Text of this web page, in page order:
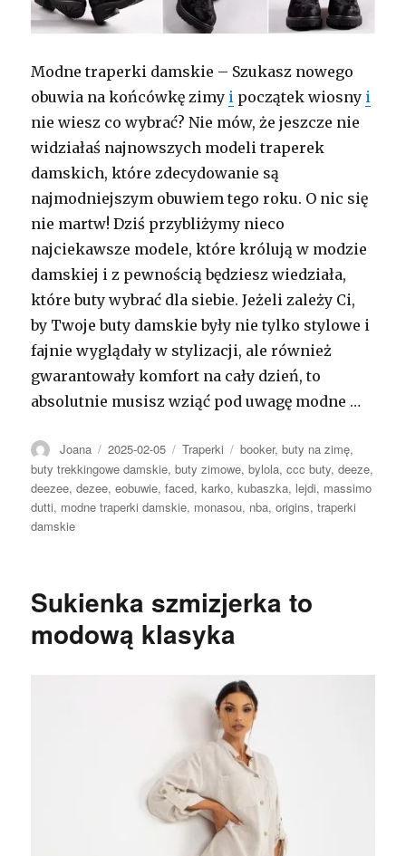
Modne traperki damskie – Szukasz nowego
obuwia na końcówkę zimy i początek wiosny i
nie wiesz co wybrać? Nie mów, że jeszcze nie
widziałaś najnowszych modeli traperek
damskich, które zdecydowanie są
najmodniejszym obuwiem tego roku. O nic się
nie martw! Dziś przybliżymy nieco
najciekawsze modele, które królują w modzie
damskiej i z pewnością będziesz wiedziała,
które buty wybrać dla siebie. Jeżeli zależy Ci,
by Twoje buty damskie były nie tylko stylowe i
fajnie wyglądały w stylizacji, ale również
gwarantowały komfort na cały dzień, to
absolutnie musisz wziąć pod uwagę modne …
Autor
Joana Opublikowano
2025-02-05 Kategorie
Traperki Tagi
booker,buty na zimę,
buty trekkingowe damskie,buty zimowe,bylola,ccc buty,deeze,
deezee,dezee,eobuwie,faced,karko,kubaszka, lejdi, massimo
dutti, modne traperki damskie, monasou, nba,origins,traperki
damskie
Sukienka szmizjerka to
modową klasyka